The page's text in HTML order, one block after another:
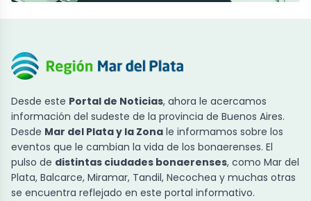
Desde este Portal de Noticias, ahora le acercamos
información del sudeste de la provincia de Buenos Aires.
Desde Mar del Plata y la Zona le informamos sobre los
eventos que le cambian la vida de los bonaerenses. El
pulso de distintas ciudades bonaerenses, como Mar del
Plata, Balcarce, Miramar, Tandil, Necochea y muchas otras
se encuentra reflejado en este portal informativo.